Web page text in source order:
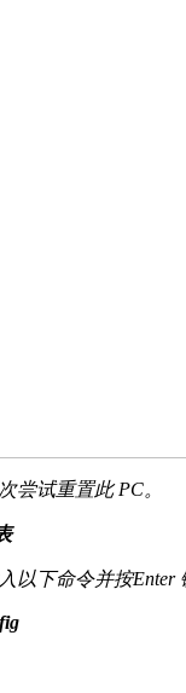
尝试重置此 PC。
以下命令并按Enter